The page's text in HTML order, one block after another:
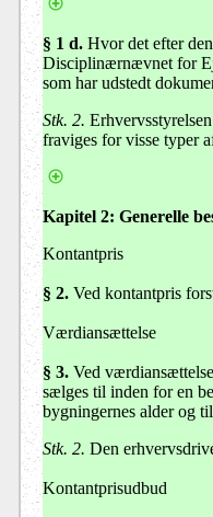
§ 1 d. Hvor det efter
Disciplinærnævnet for
som har udstedt
Stk. 2.
fraviges for visse typer
Kapitel 2: Generelle
Kontantpris
§ 2. Ved kontantpris
Værdiansættelse
§ 3. Ved
sælges til inden for en
bygningernes alder og
Stk. 2. Den
Kontantprisudbud